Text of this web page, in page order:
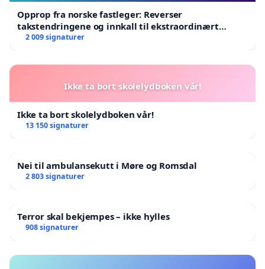
Opprop fra norske fastleger: Reverser
takstendringene og innkall til ekstraordinært
landsråd
2 009 signaturer
Ikke ta bort skolelydboken vår!
Ikke ta bort skolelydboken vår!
13 150 signaturer
Nei til ambulansekutt i Møre og Romsdal
2 803 signaturer
Terror skal bekjempes – ikke hylles
908 signaturer